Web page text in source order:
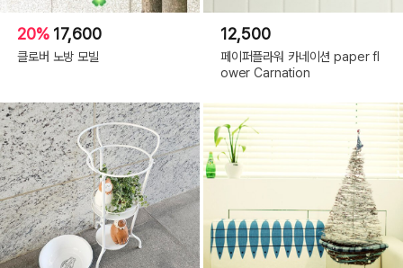
20% 17,600
클로버 노방 모빌
12,500
페이퍼플라워 카네이션 paper fl
ower Carnation